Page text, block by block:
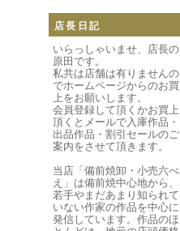
店長日記
いらっしゃいませ、店長の
原田です。
私共は店舗は有りませんの
でホームページからのお買
上をお願いします。
会員登録して頂くかお買上
頂くとメールで入庫作品・
出品作品・割引セールのご
案内をさせて頂きます。
当店「備前焼卸・小売六べ
え」は備前焼中心地から、
若手やまだあまり知られて
いない作家の作品を中心に
発信しています。作品のほ